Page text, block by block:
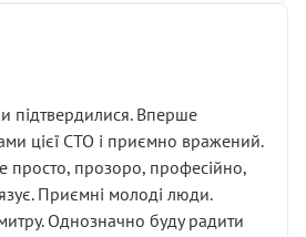
підтвердилися. Вперше
цієї СТО і приємно вражений.
просто, прозоро, професійно,
Приємні молоді люди.
Однозначно буду радити